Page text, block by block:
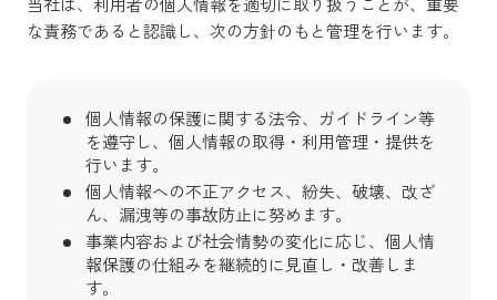
な責務であると認識し、次の方針のもと管理を行います。
個人情報の保護に関する法令、ガイドライン等
を遵守し、個人情報の取得・利用管理・提供を
行います。
個人情報への不正アクセス、紛失、破壊、改ざ
ん、漏洩等の事故防止に努めます。
事業内容および社会情勢の変化に応じ、個人情
報保護の仕組みを継続的に見直し・改善しま
す。